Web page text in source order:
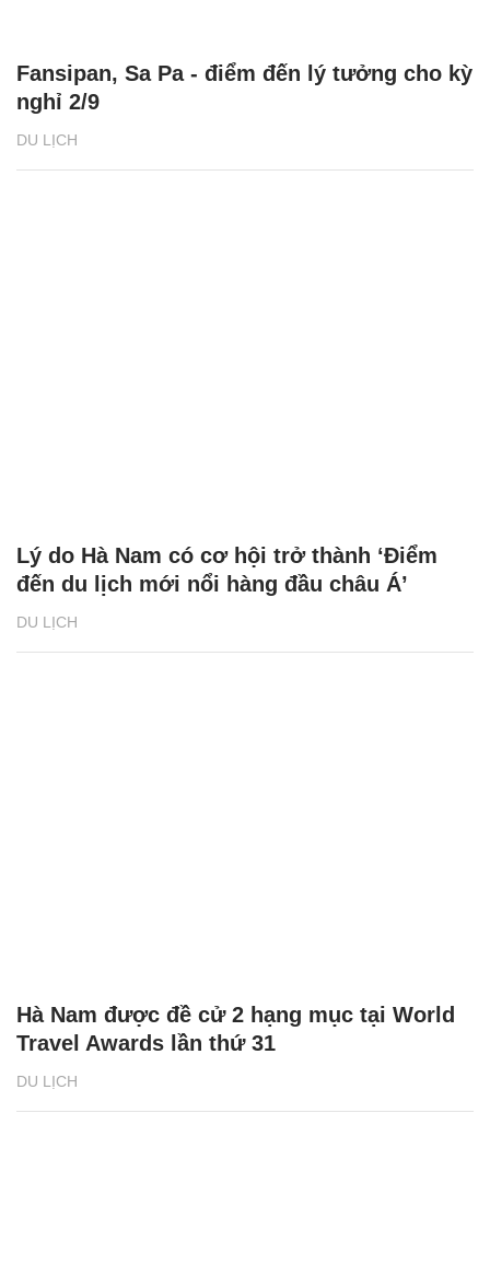
DU LỊCH
Fansipan, Sa Pa - điểm đến lý tưởng cho kỳ
nghỉ 2/9
DU LỊCH
Lý do Hà Nam có cơ hội trở thành ‘Điểm
đến du lịch mới nổi hàng đầu châu Á’
DU LỊCH
Hà Nam được đề cử 2 hạng mục tại World
Travel Awards lần thứ 31